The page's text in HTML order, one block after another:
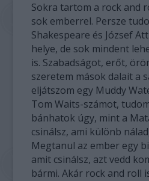
Sokra tartom a rock and
sok emberrel. Persze
Shakespeare és József
helye, de sok mindent
is. Szabadságot, erőt,
szeretem mások dalait a
eljátszom egy Muddy
Tom Waits-számot,
bánhatok úgy, mint a
csinálsz, ami különb
Megtanul az ember egy
amit csinálsz, azt vedd
bármi. Akár rock and roll